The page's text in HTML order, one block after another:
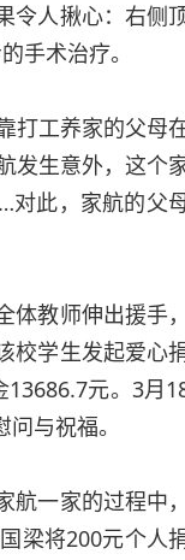
令人揪心：右侧
手术治疗。
打工养家的父母
发生意外，这个
对此，家航的父
教师伸出援手，
校学生发起爱心
元。3月
与祝福。
一家的过程中，
梁将200元个人